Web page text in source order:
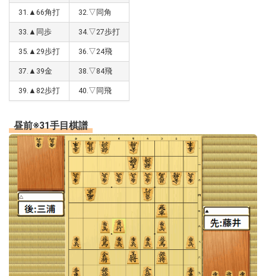
31.▲66角打 32.▽同角
33.▲同歩 34.▽27歩打
35.▲29歩打 36.▽24飛
37.▲39金 38.▽84飛
39.▲82歩打 40.▽同飛
昼前※31手目棋譜